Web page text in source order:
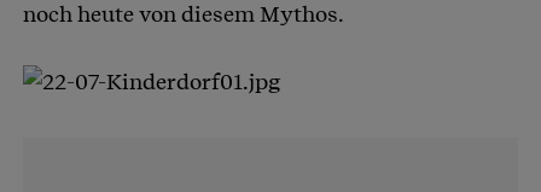
noch heute von diesem Mythos.